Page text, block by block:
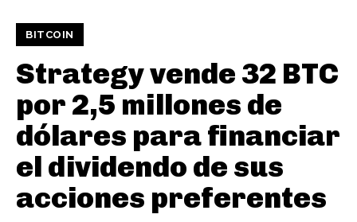
BITCOIN
Strategy vende 32 BTC
por 2,5 millones de
dólares para financiar
el dividendo de sus
acciones preferentes